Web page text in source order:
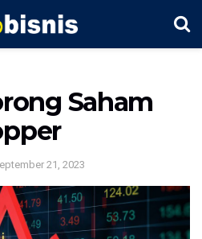
Saham
21, 2023